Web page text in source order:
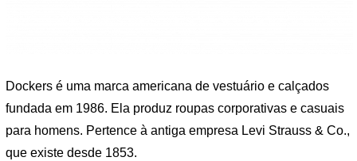
Dockers é uma marca americana de vestuário e calçados
fundada em 1986. Ela produz roupas corporativas e casuais
para homens. Pertence à antiga empresa Levi Strauss & Co.,
que existe desde 1853.